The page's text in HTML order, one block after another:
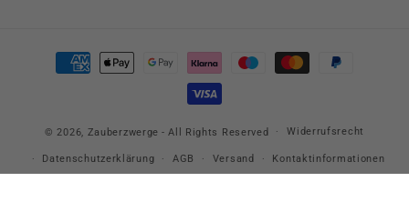
Zahlungsmethoden
© 2026, Zauberzwerge - All Rights Reserved Widerrufsrecht
Datenschutzerklärung AGB Versand Kontaktinformationen